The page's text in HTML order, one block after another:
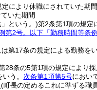
により休職にされていた期間
いた期間
という。)第2条第1項の規定
第2号。以下「勤務時間等条
第17条の規定による勤務をい
28条の5第1項の規定により
う。 次条第1項第5号におい
(町長の定めるこれに準ずる職